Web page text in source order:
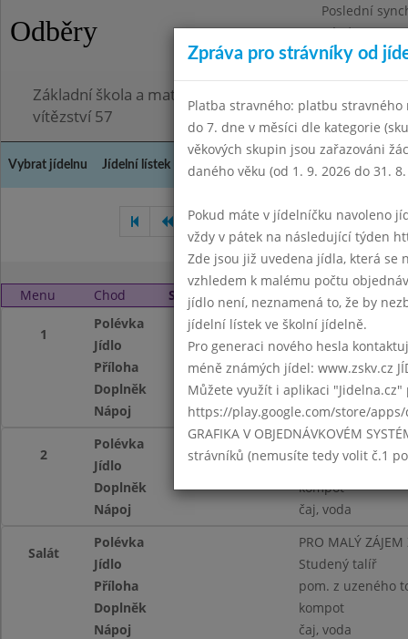
Odběry
Poslední
Pátek
Omezení
Základní škola a mateřská škola Chodov, Praha 4,
vítězství 57
Vybrat jídelnu Jídelní lístek Historie Kontakty a informace
Leden 2023 Únor 2023
Menu Chod Středa 1. 3. 2023 (11:40 - 14:00)
1
Polévka
Cizrnová
Jídlo
Obalovaná ryba,
Příloha
brambory m.m.
Doplněk
kompot
Nápoj
čaj, voda
2
Polévka
Cizrnová
Jídlo
Chlupaté
Doplněk
kompot
Nápoj
čaj, voda
Salát
Polévka
PRO MALÝ
Jídlo
Studený talíř
Příloha
pom. z uzeného
Doplněk
kompot
Nápoj
čaj, voda
Zpráva pro strávníky od
Platba stravného: platbu stravného
do 7. dne v měsíci dle kategorie
věkových skupin jsou zařazováni
daného věku (od 1. 9. 2026 do 31.
Pokud máte v jídelníčku navoleno
vždy v pátek na následující týden
Zde jsou již uvedena jídla, která se
vzhledem k malému počtu
jídlo není, neznamená to, že by
jídelní lístek ve školní jídelně.
Pro generaci nového hesla
méně známých jídel: www.zskv.cz
Můžete využít i aplikaci
https://play.google.com/store/
GRAFIKA V OBJEDNÁVKOVÉM
strávníků (nemusíte tedy volit č.1